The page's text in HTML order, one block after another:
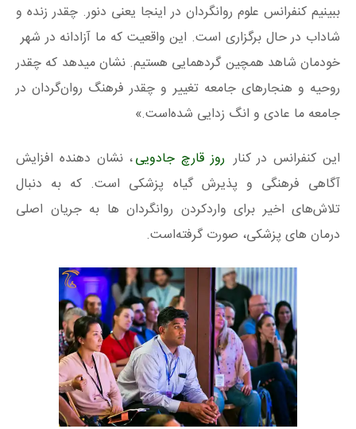
ببینیم کنفرانس علوم روانگردان در اینجا یعنی دنور. چقدر زنده و
شاداب در حال برگزاری است. این واقعیت که ما آزادانه در شهر
خودمان شاهد همچین گردهمایی هستیم. نشان میدهد که چقدر
روحیه و هنجارهای جامعه تغییر و چقدر فرهنگ روان‌گردان در
جامعه ما عادی و انگ زدایی شده‌است.»
این کنفرانس در کنار روز قارچ جادویی، نشان دهنده افزایش
آگاهی فرهنگی و پذیرش گیاه پزشکی است. که به دنبال
تلاش‌های اخیر برای واردکردن روانگردان ها به جریان اصلی
درمان های پزشکی، صورت گرفته‌است.